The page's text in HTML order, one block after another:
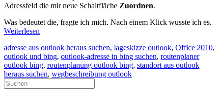
Adressfeld die mir neue Schaltfläche Zuordnen.
Was bedeutet die, fragte ich mich. Nach einem Klick wusste ich es.
Weiterlesen
adresse aus outlook heraus suchen, lageskizze outlook, Office 2010,
outlook und bing, outlook-adresse in bing suchen, routenplaner
outlook bing, routenplanung outlook bing, standort aus outlook
heraus suchen, wegbeschreibung outlook